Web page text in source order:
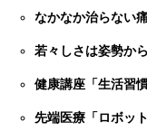
なかなか治らない
若々しさは姿勢か
健康講座「生活習
先端医療「ロボッ